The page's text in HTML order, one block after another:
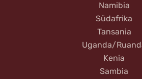
Namibia
Südafrika
Tansania
Uganda/
Kenia
Sambia